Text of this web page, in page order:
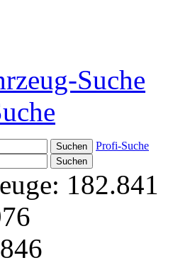
Suche
Profi-Suche
182.841